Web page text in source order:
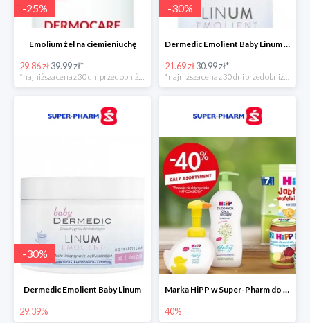
-25%
Emolium żel na ciemieniuchę
29.86 zł39.99 zł*
-30%
Dermedic Emolient Baby Linum żel do mycia ciała i włosów
21.69 zł30.99 zł*
-30%
Dermedic Emolient Baby Linum
29.39%
Marka HiPP w Super-Pharm do -40%
40%